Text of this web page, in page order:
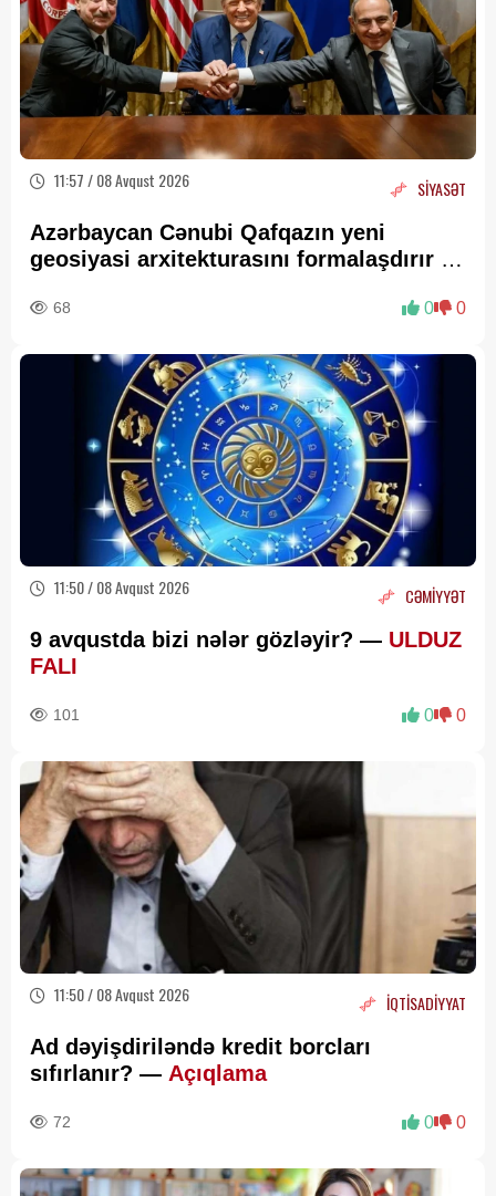
11:57 / 08 Avqust 2026 SİYASƏT
Azərbaycan Cənubi Qafqazın yeni
geosiyasi arxitekturasını formalaşdırır –
68 0 0
11:50 / 08 Avqust 2026 CƏMİYYƏT
9 avqustda bizi nələr gözləyir? — ULDUZ
FALI
101 0 0
11:50 / 08 Avqust 2026 İQTİSADİYYAT
Ad dəyişdiriləndə kredit borcları
sıfırlanır? — Açıqlama
72 0 0